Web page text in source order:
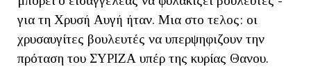
για τη Χρυσή Αυγή ήταν. Μια στο τελος: οι
χρυσαυγίτες βουλευτές να υπερψηφιζουν την
πρόταση του ΣΥΡΙΖΑ υπέρ της κυρίας Θανου.